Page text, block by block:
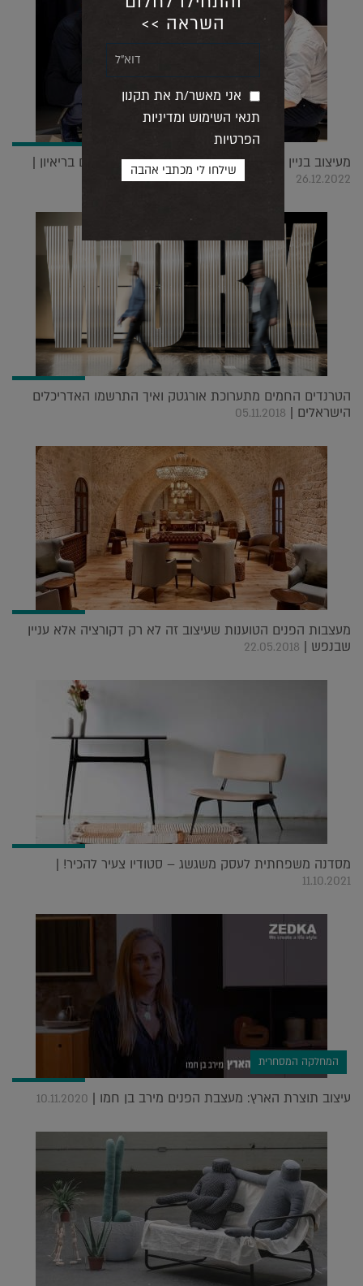
מעיצוב בניין ועד ידית הדלת שלו: הסטודיו המפורסם בריאיון |
26.12.2022
הטרנדים החמים מתערוכת אורגטק ואיך התרשמו האדריכלים
הישראלים | 05.11.2018
מעצבות הפנים הטוענות שעיצוב זה לא רק דקורציה אלא עניין
שבנפש | 22.05.2018
מסדנה משפחתית לעסק משגשג – סטודיו צעיר להכיר! |
11.10.2021
המחלקה המסחרית
עיצוב תוצרת הארץ: מעצבת הפנים מירב בן חמו | 10.11.2020
השראה >>
אני מאשר/ת את תקנון
תנאי השימוש ומדיניות
הפרטיות